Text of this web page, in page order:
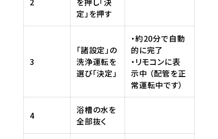
定」を押す
3
「諸設定」の
洗浄運転を
選び「決定」
・約20分で自動
的に完了
・リモコンに表
示中 （配管を正
常運転中です）
4
浴槽の水を
全部抜く